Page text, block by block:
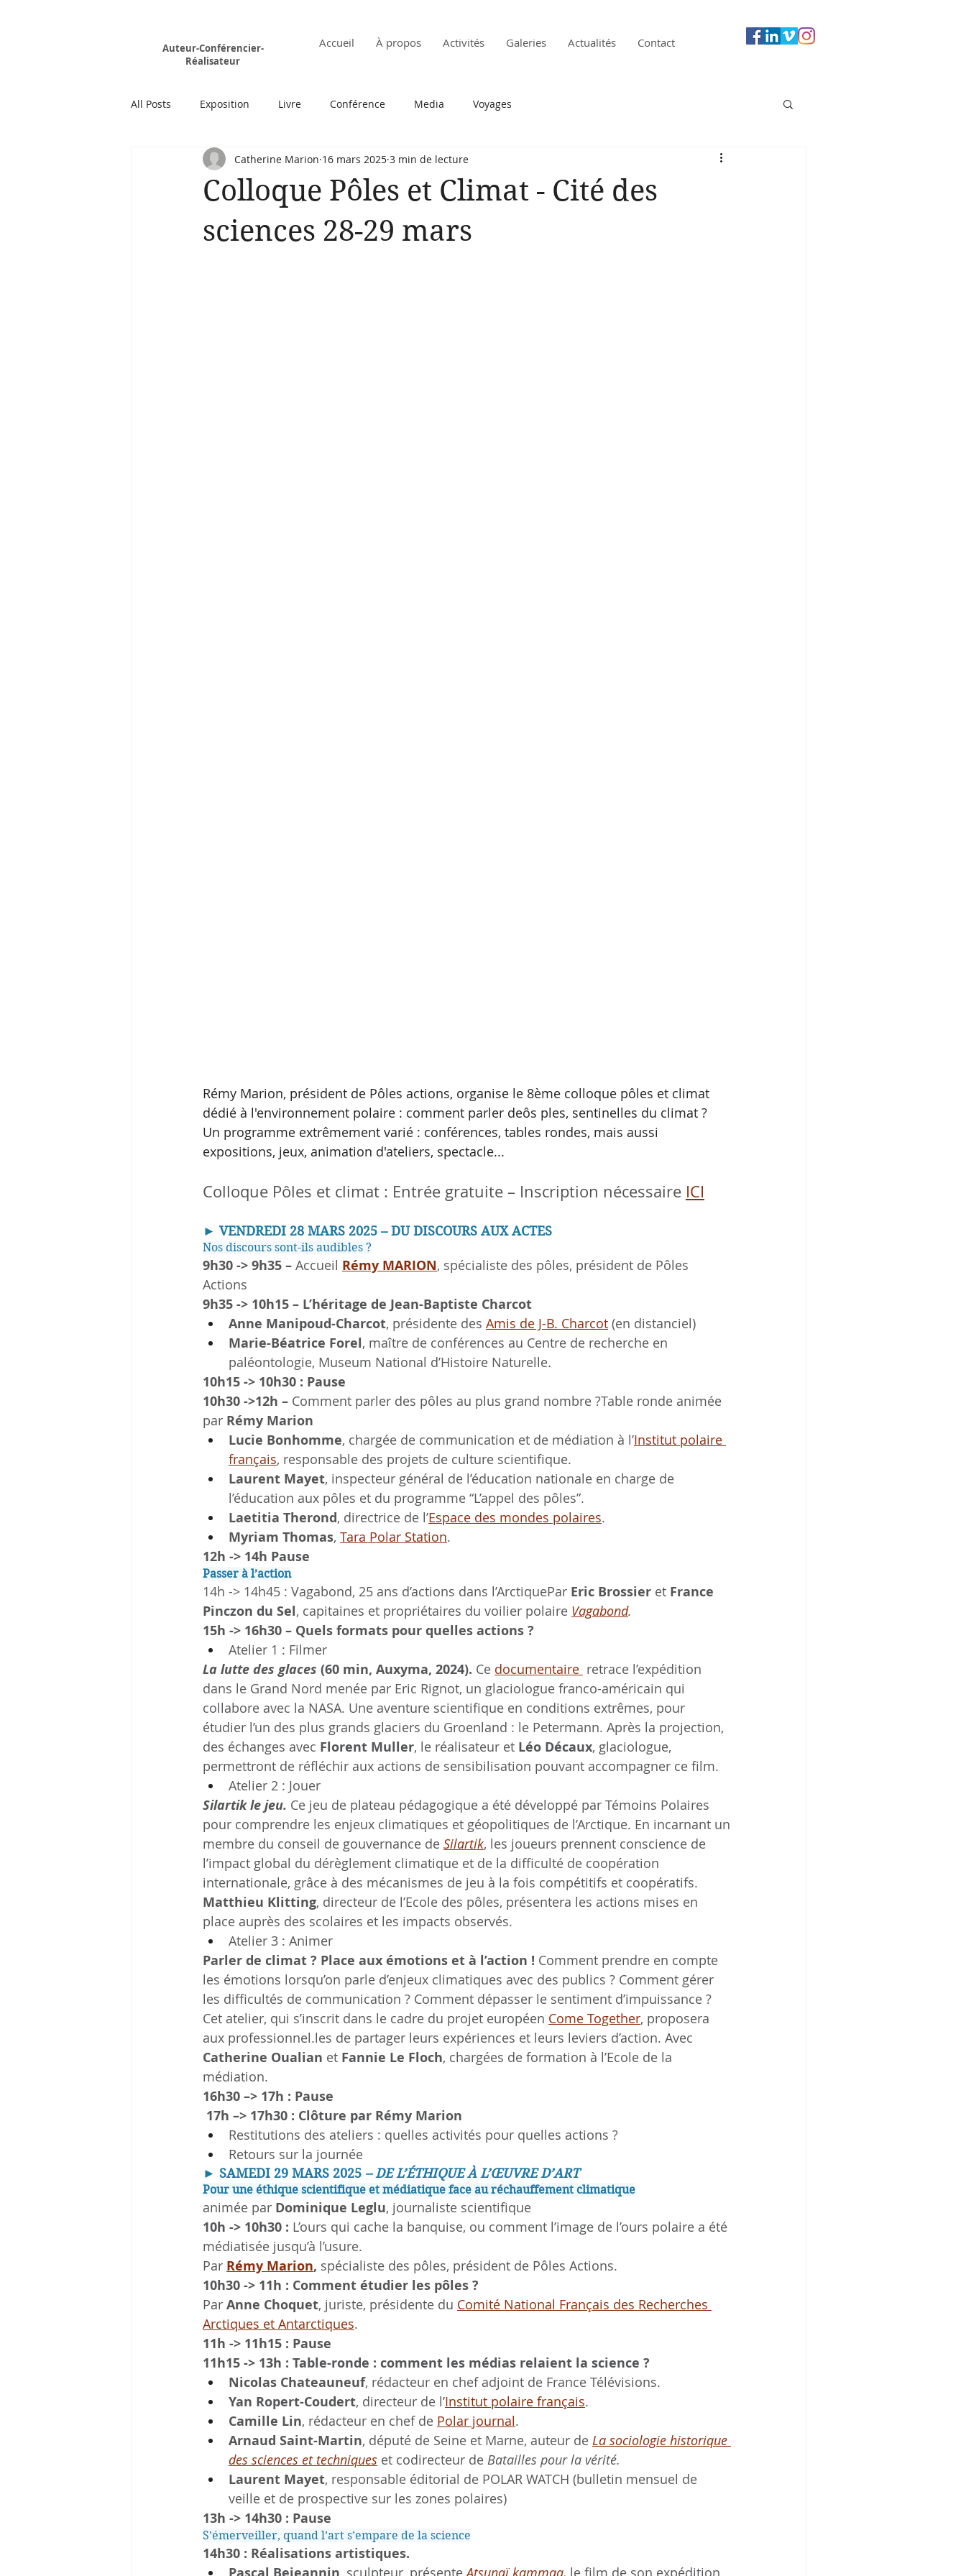
Auteur-Conférencier-
Réalisateur
Accueil À propos Activités Galeries Actualités Contact
All Posts Exposition Livre Conférence Media Voyages
Colloque Pôles et Climat - Cité des
sciences 28-29 mars
Catherine Marion 16 mars 2025 3 min de lecture
Rémy Marion, président de Pôles actions, organise le 8ème colloque pôles et climat
dédié à l'environnement polaire : comment parler deôs ples, sentinelles du climat ?
Un programme extrêmement varié : conférences, tables rondes, mais aussi
expositions, jeux, animation d'ateliers, spectacle...
Colloque Pôles et climat : Entrée gratuite – Inscription nécessaire ICI
► VENDREDI 28 MARS 2025 – DU DISCOURS AUX ACTES
Nos discours sont-ils audibles ?
9h30 -> 9h35 – Accueil Rémy MARION, spécialiste des pôles, président de Pôles
Actions
9h35 -> 10h15 – L’héritage de Jean-Baptiste Charcot
Anne Manipoud-Charcot, présidente des Amis de J-B. Charcot (en distanciel)
Marie-Béatrice Forel, maître de conférences au Centre de recherche en
paléontologie, Museum National d’Histoire Naturelle.
10h15 -> 10h30 : Pause
10h30 ->12h – Comment parler des pôles au plus grand nombre ?Table ronde animée
par Rémy Marion
Lucie Bonhomme, chargée de communication et de médiation à l’Institut polaire
français, responsable des projets de culture scientifique.
Laurent Mayet, inspecteur général de l’éducation nationale en charge de
l’éducation aux pôles et du programme “L’appel des pôles”.
Laetitia Therond, directrice de l’Espace des mondes polaires.
Myriam Thomas, Tara Polar Station.
12h -> 14h Pause
Passer à l’action
14h -> 14h45 : Vagabond, 25 ans d’actions dans l’ArctiquePar Eric Brossier et France
Pinczon du Sel, capitaines et propriétaires du voilier polaire Vagabond.
15h -> 16h30 – Quels formats pour quelles actions ?
Atelier 1 : Filmer
La lutte des glaces (60 min, Auxyma, 2024). Ce documentaire retrace l’expédition
dans le Grand Nord menée par Eric Rignot, un glaciologue franco-américain qui
collabore avec la NASA. Une aventure scientifique en conditions extrêmes, pour
étudier l’un des plus grands glaciers du Groenland : le Petermann. Après la projection,
des échanges avec Florent Muller, le réalisateur et Léo Décaux, glaciologue,
permettront de réfléchir aux actions de sensibilisation pouvant accompagner ce film.
Atelier 2 : Jouer
Silartik le jeu. Ce jeu de plateau pédagogique a été développé par Témoins Polaires
pour comprendre les enjeux climatiques et géopolitiques de l’Arctique. En incarnant un
membre du conseil de gouvernance de Silartik, les joueurs prennent conscience de
l’impact global du dérèglement climatique et de la difficulté de coopération
internationale, grâce à des mécanismes de jeu à la fois compétitifs et coopératifs.
Matthieu Klitting, directeur de l’Ecole des pôles, présentera les actions mises en
place auprès des scolaires et les impacts observés.
Atelier 3 : Animer
Parler de climat ? Place aux émotions et à l’action ! Comment prendre en compte
les émotions lorsqu’on parle d’enjeux climatiques avec des publics ? Comment gérer
les difficultés de communication ? Comment dépasser le sentiment d’impuissance ?
Cet atelier, qui s’inscrit dans le cadre du projet européen Come Together, proposera
aux professionnel.les de partager leurs expériences et leurs leviers d’action. Avec
Catherine Oualian et Fannie Le Floch, chargées de formation à l’Ecole de la
médiation.
16h30 –> 17h : Pause
17h –> 17h30 : Clôture par Rémy Marion
Restitutions des ateliers : quelles activités pour quelles actions ?
Retours sur la journée
► SAMEDI 29 MARS 2025 – DE L’ÉTHIQUE À L’ŒUVRE D’ART
Pour une éthique scientifique et médiatique face au réchauffement climatique
animée par Dominique Leglu, journaliste scientifique
10h -> 10h30 : L’ours qui cache la banquise, ou comment l’image de l’ours polaire a été
médiatisée jusqu’à l’usure.
Par Rémy Marion, spécialiste des pôles, président de Pôles Actions.
10h30 -> 11h : Comment étudier les pôles ?
Par Anne Choquet, juriste, présidente du Comité National Français des Recherches
Arctiques et Antarctiques.
11h -> 11h15 : Pause
11h15 -> 13h : Table-ronde : comment les médias relaient la science ?
Nicolas Chateauneuf, rédacteur en chef adjoint de France Télévisions.
Yan Ropert-Coudert, directeur de l’Institut polaire français.
Camille Lin, rédacteur en chef de Polar journal.
Arnaud Saint-Martin, député de Seine et Marne, auteur de La sociologie historique
des sciences et techniques et codirecteur de Batailles pour la vérité.
Laurent Mayet, responsable éditorial de POLAR WATCH (bulletin mensuel de
veille et de prospective sur les zones polaires)
13h -> 14h30 : Pause
S’émerveiller, quand l’art s’empare de la science
14h30 : Réalisations artistiques.
, sculpteur, présente Atsunaï kammaq, le film de son expédition